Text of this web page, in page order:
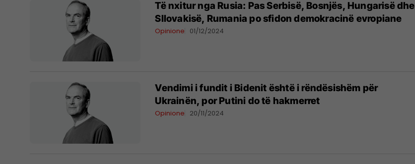
Të nxitur nga Rusia: Pas Serbisë, Bosnjës, Hungarisë dhe
Sllovakisë, Rumania po sfidon demokracinë evropiane
Opinione 01/12/2024
Vendimi i fundit i Bidenit është i rëndësishëm për
Ukrainën, por Putini do të hakmerret
Opinione 20/11/2024